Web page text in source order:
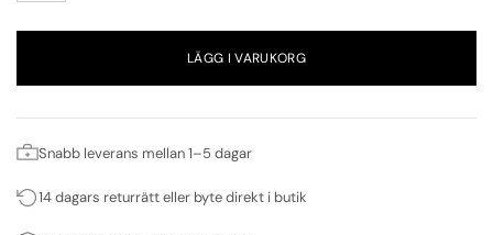
LÄGG I VARUKORG
Snabb leverans mellan 1–5 dagar
14 dagars returrätt eller byte direkt i butik